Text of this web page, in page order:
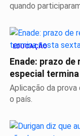
quando
EDUCAÇÃO
Enade: prazo
especial
Aplicação da
o país.